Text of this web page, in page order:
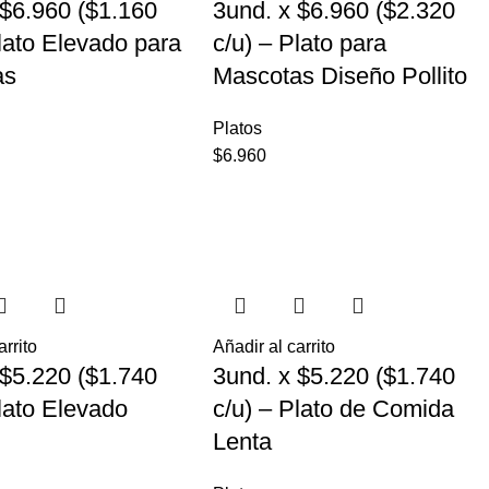
($1.160
Elevado para
3und. x $6.960 ($2.320
c/u) – Plato para
Mascotas Diseño Pollito
Platos
$6.960
($1.740
Elevado
Añadir al carrito
3und. x $5.220 ($1.740
c/u) – Plato de Comida
Lenta